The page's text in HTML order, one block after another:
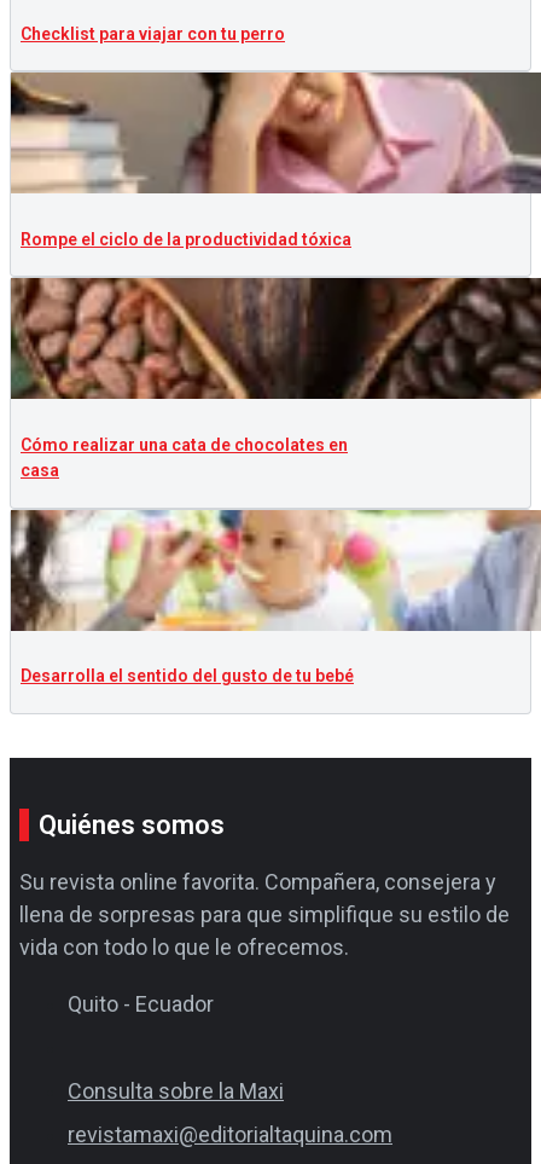
Checklist para viajar con tu perro
Rompe el ciclo de la productividad tóxica
Cómo realizar una cata de chocolates en
casa
Desarrolla el sentido del gusto de tu bebé
Quiénes somos
Su revista online favorita. Compañera, consejera y
llena de sorpresas para que simplifique su estilo de
vida con todo lo que le ofrecemos.
Quito - Ecuador
Consulta sobre la Maxi
revistamaxi@editorialtaquina.com